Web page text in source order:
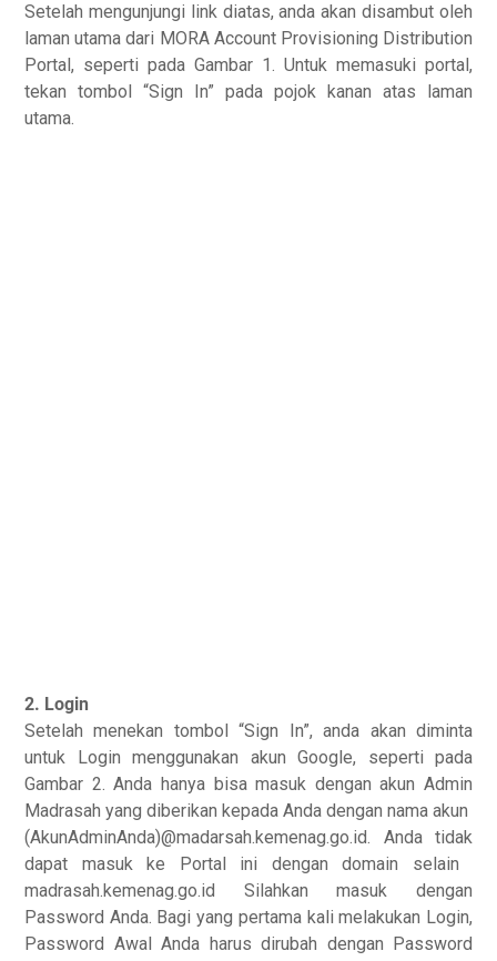
Setelah mengunjungi link diatas, anda akan disambut oleh
laman utama dari MORA Account Provisioning Distribution
Portal, seperti pada Gambar 1. Untuk memasuki portal,
tekan tombol “Sign In” pada pojok kanan atas laman
utama.
2. Login
Setelah menekan tombol “Sign In”, anda akan diminta
untuk Login menggunakan akun Google, seperti pada
Gambar 2. Anda hanya bisa masuk dengan akun Admin
Madrasah yang diberikan kepada Anda dengan nama akun
(AkunAdminAnda)@madarsah.kemenag.go.id. Anda tidak
dapat masuk ke Portal ini dengan domain selain
madrasah.kemenag.go.id Silahkan masuk dengan
Password Anda. Bagi yang pertama kali melakukan Login,
Password Awal Anda harus dirubah dengan Password